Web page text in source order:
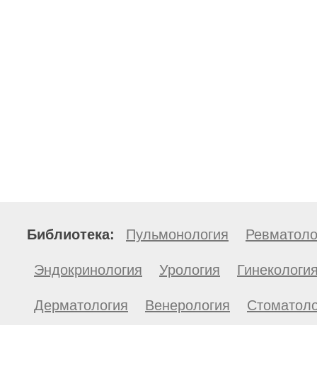
Библиотека: Пульмонология
Эндокринология Урология
Дерматология Венерология